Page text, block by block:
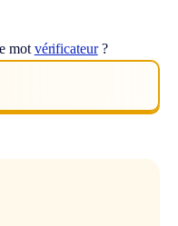
mot vérificateur?